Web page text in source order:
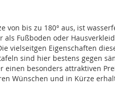
bis zu 180° aus, ist
Fußboden oder
vielseitgen Eigenschaften
sind hier bestens gegen
besonders attraktiven
Wünschen und in Kürze